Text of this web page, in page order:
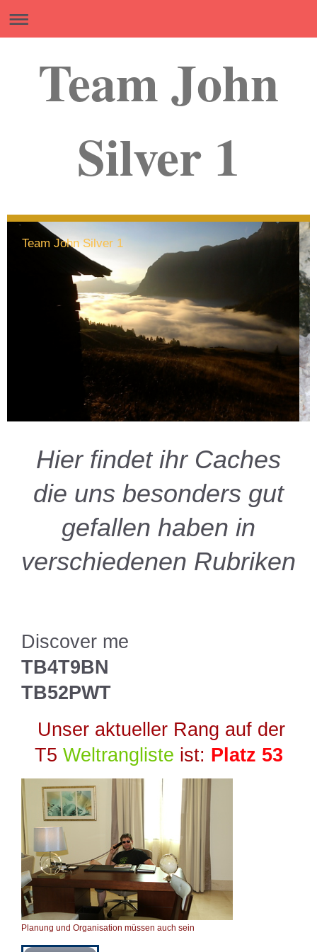
Team John
Silver 1
Team John Silver 1
Hier findet ihr Caches
die uns besonders gut
gefallen haben in
verschiedenen Rubriken
Discover me
TB4T9BN
TB52PWT
Unser aktueller Rang auf der
T5 Weltrangliste ist: Platz 53
Planung und Organisation müssen auch sein